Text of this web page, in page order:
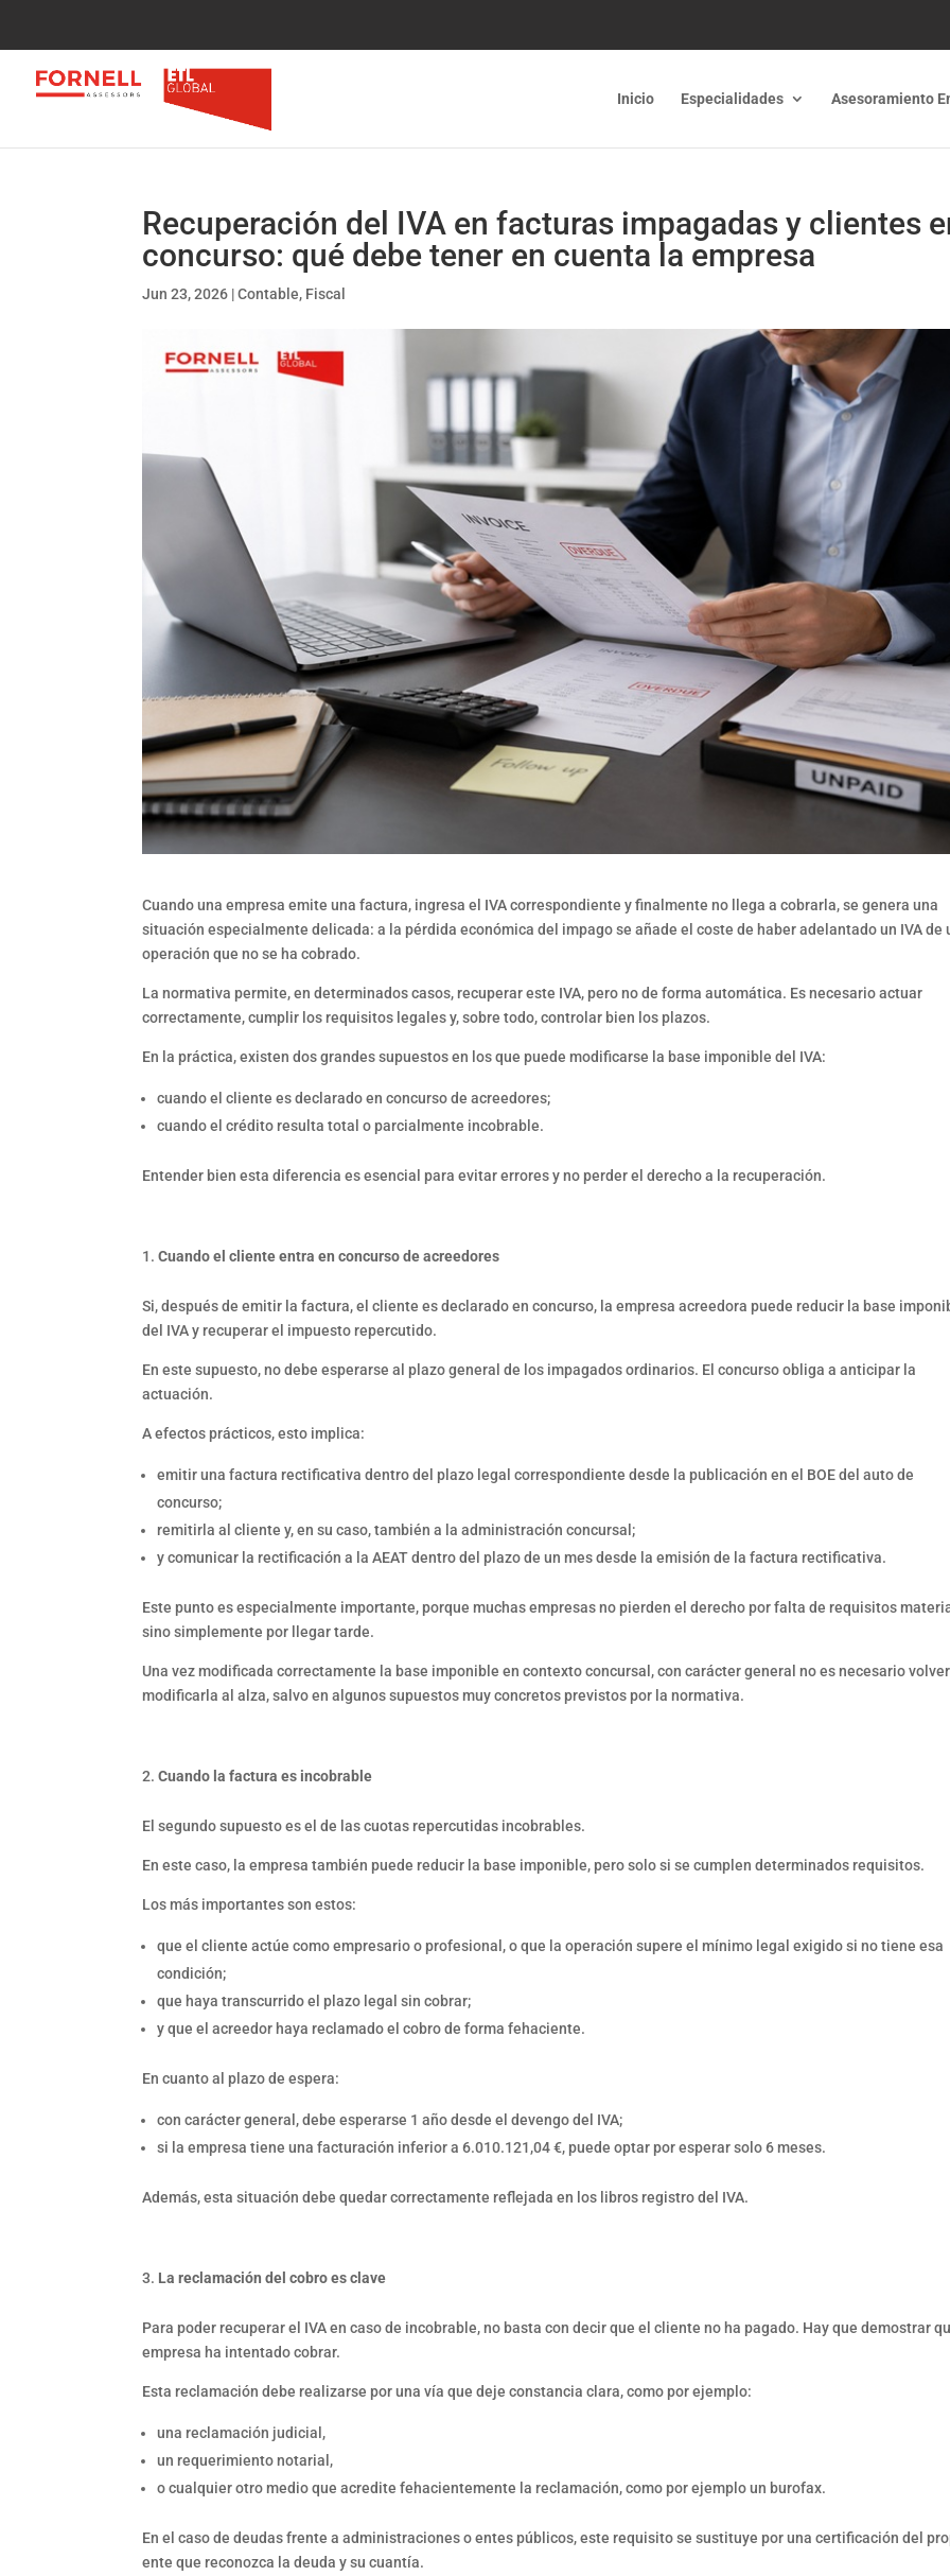
Inicio Especialidades Asesoramiento
Recuperación del IVA en facturas impagadas y clientes
concurso: qué debe tener en cuenta la empresa
Jun 23, 2026 |Contable, Fiscal
Cuando una empresa emite una factura, ingresa el IVA correspondiente y finalmente no llega a cobrarla, se genera una
situación especialmente delicada: a la pérdida económica del impago se añade el coste de haber adelantado un IVA de
operación que no se ha cobrado.
La normativa permite, en determinados casos, recuperar este IVA, pero no de forma automática. Es necesario actuar
correctamente, cumplir los requisitos legales y, sobre todo, controlar bien los plazos.
En la práctica, existen dos grandes supuestos en los que puede modificarse la base imponible del IVA:
cuando el cliente es declarado en concurso de acreedores;
cuando el crédito resulta total o parcialmente incobrable.
Entender bien esta diferencia es esencial para evitar errores y no perder el derecho a la recuperación.
Cuando el cliente entra en concurso de acreedores
Si, después de emitir la factura, el cliente es declarado en concurso, la empresa acreedora puede reducir la base
del IVA y recuperar el impuesto repercutido.
En este supuesto, no debe esperarse al plazo general de los impagados ordinarios. El concurso obliga a anticipar la
actuación.
A efectos prácticos, esto implica:
emitir una factura rectificativa dentro del plazo legal correspondiente desde la publicación en el BOE del auto de
concurso;
remitirla al cliente y, en su caso, también a la administración concursal;
y comunicar la rectificación a la AEAT dentro del plazo de un mes desde la emisión de la factura rectificativa.
Este punto es especialmente importante, porque muchas empresas no pierden el derecho por falta de requisitos
sino simplemente por llegar tarde.
Una vez modificada correctamente la base imponible en contexto concursal, con carácter general no es necesario
modificarla al alza, salvo en algunos supuestos muy concretos previstos por la normativa.
Cuando la factura es incobrable
El segundo supuesto es el de las cuotas repercutidas incobrables.
En este caso, la empresa también puede reducir la base imponible, pero solo si se cumplen determinados requisitos.
Los más importantes son estos:
que el cliente actúe como empresario o profesional, o que la operación supere el mínimo legal exigido si no tiene esa
condición;
que haya transcurrido el plazo legal sin cobrar;
y que el acreedor haya reclamado el cobro de forma fehaciente.
En cuanto al plazo de espera:
con carácter general, debe esperarse 1 año desde el devengo del IVA;
si la empresa tiene una facturación inferior a 6.010.121,04 €, puede optar por esperar solo 6 meses.
Además, esta situación debe quedar correctamente reflejada en los libros registro del IVA.
La reclamación del cobro es clave
Para poder recuperar el IVA en caso de incobrable, no basta con decir que el cliente no ha pagado. Hay que demostrar
empresa ha intentado cobrar.
Esta reclamación debe realizarse por una vía que deje constancia clara, como por ejemplo:
una reclamación judicial,
un requerimiento notarial,
o cualquier otro medio que acredite fehacientemente la reclamación, como por ejemplo un burofax.
En el caso de deudas frente a administraciones o entes públicos, este requisito se sustituye por una certificación del
ente que reconozca la deuda y su cuantía.